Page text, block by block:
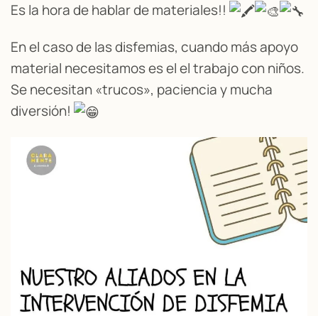
Es la hora de hablar de materiales!!
En el caso de las disfemias, cuando más apoyo
material necesitamos es el el trabajo con niños.
Se necesitan «trucos», paciencia y mucha
diversión!